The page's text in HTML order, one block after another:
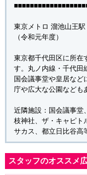
東京メトロ 溜池山王
（令和元年度）
東京都千代田区に所在
す。丸ノ内線・千代田
国会議事堂や皇居など
庁や広大な公園なども
近隣施設：国会議事堂
枝神社、ザ・キャピト
サカス、都立日比谷高
スタッフのオススメ